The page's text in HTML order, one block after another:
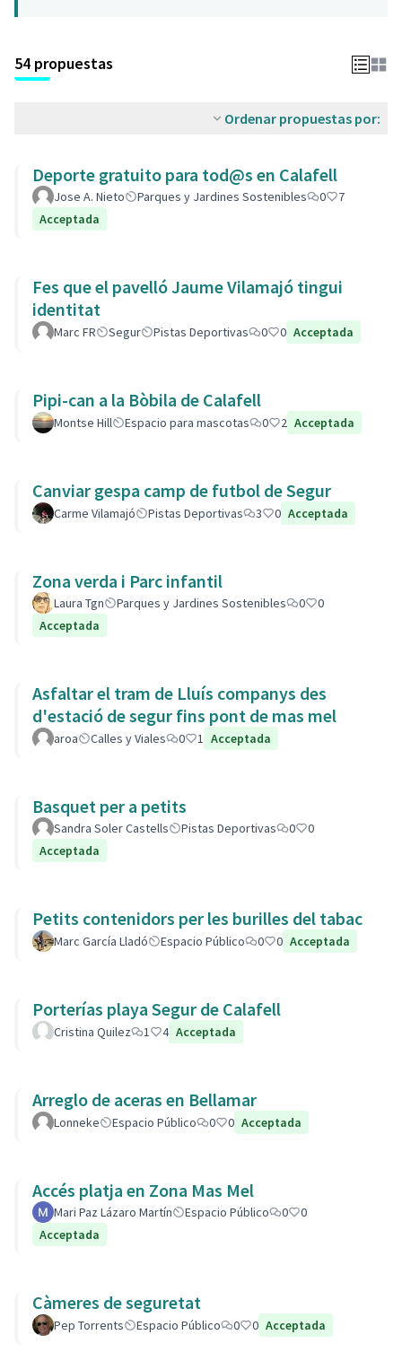
54 propuestas
Ordenar propuestas por:
Deporte gratuito para tod@s en Calafell
Jose A. Nieto Parques y Jardines Sostenibles 0
7
Acceptada
Fes que el pavelló Jaume Vilamajó tingui
identitat
Marc FR Segur Pistas Deportivas 0 0 Acceptada
Pipi-can a la Bòbila de Calafell
Montse Hill Espacio para mascotas 0 2 Acceptada
Canviar gespa camp de futbol de Segur
Carme Vilamajó Pistas Deportivas 3 0 Acceptada
Zona verda i Parc infantil
Laura Tgn Parques y Jardines Sostenibles 0
0
Acceptada
Asfaltar el tram de Lluís companys des
d'estació de segur fins pont de mas mel
aroa Calles y Viales 0 1 Acceptada
Basquet per a petits
Sandra Soler Castells Pistas Deportivas 0
0
Acceptada
Petits contenidors per les burilles del tabac
Marc García Lladó Espacio Público 0 0 Acceptada
Porterías playa Segur de Calafell
Cristina Quilez 1 4 Acceptada
Arreglo de aceras en Bellamar
Lonneke Espacio Público 0 0 Acceptada
Accés platja en Zona Mas Mel
Mari Paz Lázaro Martín Espacio Público 0
0
Acceptada
Càmeres de seguretat
Pep Torrents Espacio Público 0 0 Acceptada